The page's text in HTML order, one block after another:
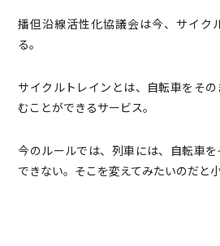
播但沿線活性化協議会は今、サイク
る。
サイクルトレインとは、自転車をそ
むことができるサービス。
今のルールでは、列車には、自転車
できない。そこを変えてみたいのだと